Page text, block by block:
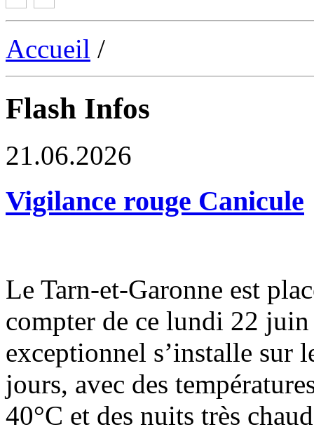
Accueil /
Flash Infos
21.06.2026
Vigilance rouge Canicule
Le Tarn-et-Garonne est
compter de ce lundi 22
exceptionnel s’installe sur
jours, avec des
40°C et des nuits très